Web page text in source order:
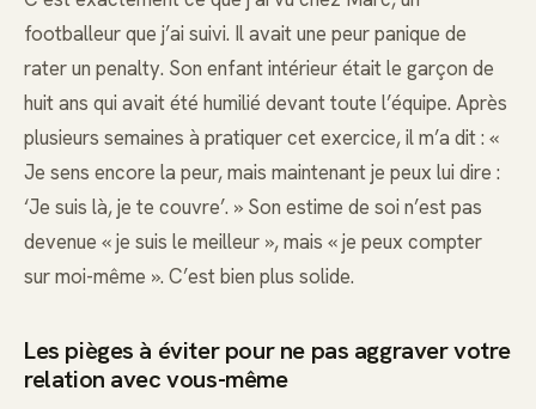
footballeur que j’ai suivi. Il avait une peur panique de
rater un penalty. Son enfant intérieur était le garçon de
huit ans qui avait été humilié devant toute l’équipe. Après
plusieurs semaines à pratiquer cet exercice, il m’a dit : «
Je sens encore la peur, mais maintenant je peux lui dire :
‘Je suis là, je te couvre’. » Son estime de soi n’est pas
devenue « je suis le meilleur », mais « je peux compter
sur moi-même ». C’est bien plus solide.
Les pièges à éviter pour ne pas aggraver votre
relation avec vous-même